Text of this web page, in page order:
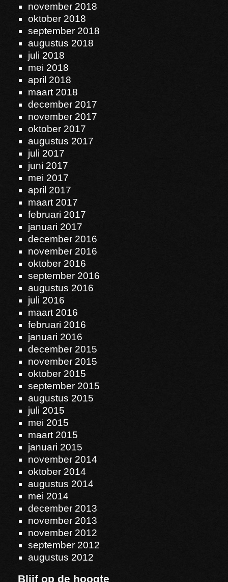
november 2018
oktober 2018
september 2018
augustus 2018
juli 2018
mei 2018
april 2018
maart 2018
december 2017
november 2017
oktober 2017
augustus 2017
juli 2017
juni 2017
mei 2017
april 2017
maart 2017
februari 2017
januari 2017
december 2016
november 2016
oktober 2016
september 2016
augustus 2016
juli 2016
maart 2016
februari 2016
januari 2016
december 2015
november 2015
oktober 2015
september 2015
augustus 2015
juli 2015
mei 2015
maart 2015
januari 2015
november 2014
oktober 2014
augustus 2014
mei 2014
december 2013
november 2013
november 2012
september 2012
augustus 2012
Blijf op de hoogte